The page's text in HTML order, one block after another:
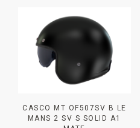
CASCO MT OF507SV B LE
MANS 2 SV S SOLID A1